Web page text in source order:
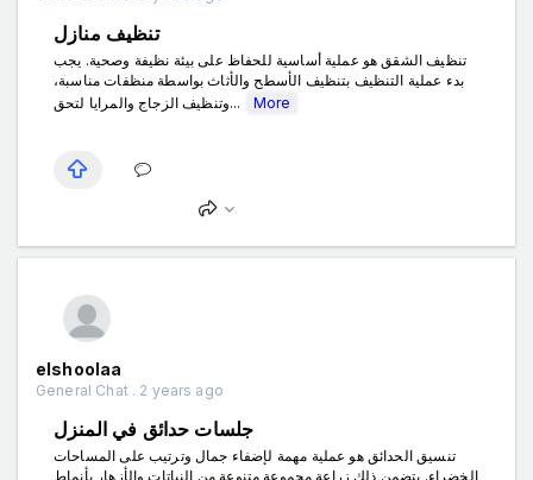
تنظيف منازل
تنظيف الشقق هو عملية أساسية للحفاظ على بيئة نظيفة وصحية. يجب
بدء عملية التنظيف بتنظيف الأسطح والأثاث بواسطة منظفات مناسبة،
وتنظيف الزجاج والمرايا لتحق...
More
elshoolaa
General Chat . 2 years ago
جلسات حدائق في المنزل
تنسيق الحدائق هو عملية مهمة لإضفاء جمال وترتيب على المساحات
الخضراء. يتضمن ذلك زراعة مجموعة متنوعة من النباتات والأزهار بأنماط